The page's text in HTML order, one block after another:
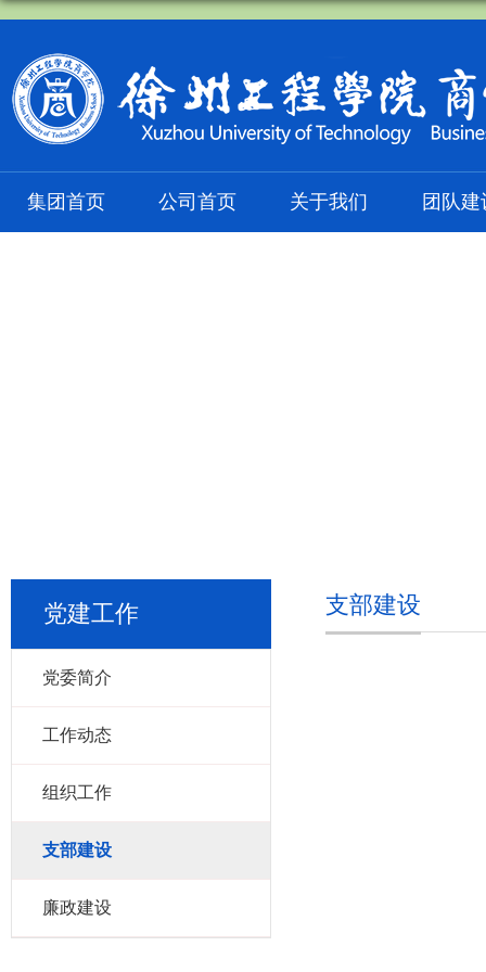
集团首页 公司首页 关于我们 团队建
党建工作
党委简介
工作动态
组织工作
支部建设
廉政建设
支部建设